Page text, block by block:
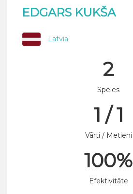
EDGARS KUKŠA
Latvia
2
Spēles
1 / 1
Vārti / Metieni
100%
Efektivitāte